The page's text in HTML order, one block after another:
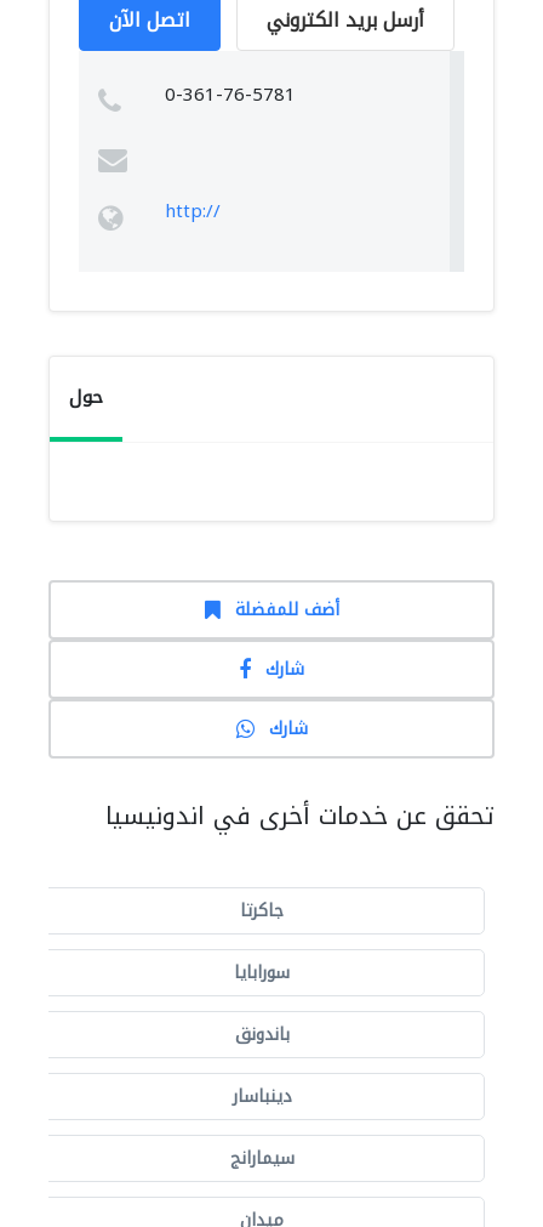
اتصل الآن أرسل بريد الكتروني
0-361-76-5781
http://
حول
أضف للمفضلة
شارك
شارك
تحقق عن خدمات أخرى في اندونيسيا
جاكرتا
سورابايا
باندونق
دينباسار
سيمارانج
ميدان